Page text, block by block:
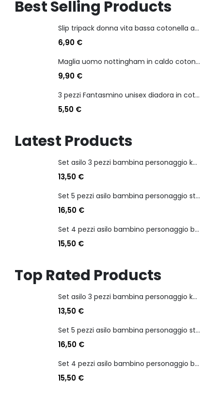
Best Selling Products
Slip tripack donna vita bassa cotonella art 3165 in cotone elasticizzato
6,90 €
Maglia uomo nottingham in caldo cotone scollo a v manica lunga
9,90 €
3 pezzi Fantasmino unisex diadora in cotone mercerizzato tg dalla 35 alla 46
5,50 €
Latest Products
Set asilo 3 pezzi bambina personaggio kuromi
13,50 €
Set 5 pezzi asilo bambina personaggio stitch angel
16,50 €
Set 4 pezzi asilo bambino personaggio batman
15,50 €
Top Rated Products
Set asilo 3 pezzi bambina personaggio kuromi
13,50 €
Set 5 pezzi asilo bambina personaggio stitch angel
16,50 €
Set 4 pezzi asilo bambino personaggio batman
15,50 €